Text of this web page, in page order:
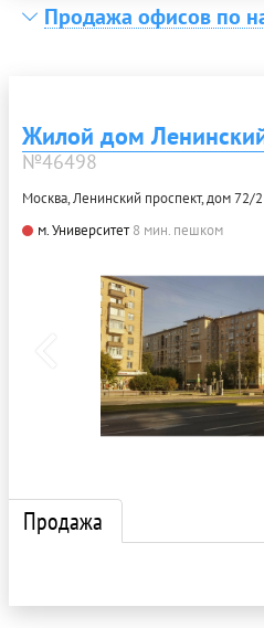
Продажа офисов по
Жилой дом
№46498
Москва, Ленинский проспект, дом 72/2
м. Университет 8 мин. пешком
Продажа